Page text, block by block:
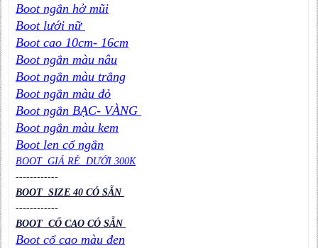
Boot ngắn hở mũi
Boot lưới nữ
Boot cao 10cm- 16cm
Boot ngắn màu nâu
Boot ngắn màu trắng
Boot ngắn màu đỏ
Boot ngắn BẠC- VÀNG
Boot ngắn màu kem
Boot len cổ ngắn
BOOT GIÁ RẺ DƯỚI 300K
------------
BOOT SIZE 40 CÓ SẴN
------------
BOOT CỔ CAO CÓ SẴN
Boot cổ cao màu đen